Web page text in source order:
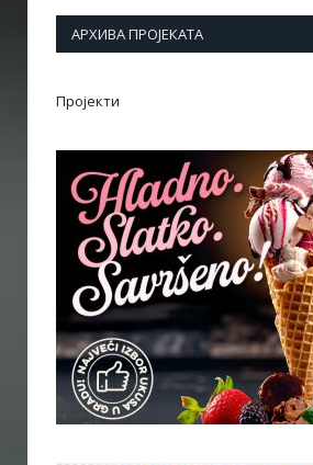
АРХИВА ПРОЈЕКАТА
Пројекти